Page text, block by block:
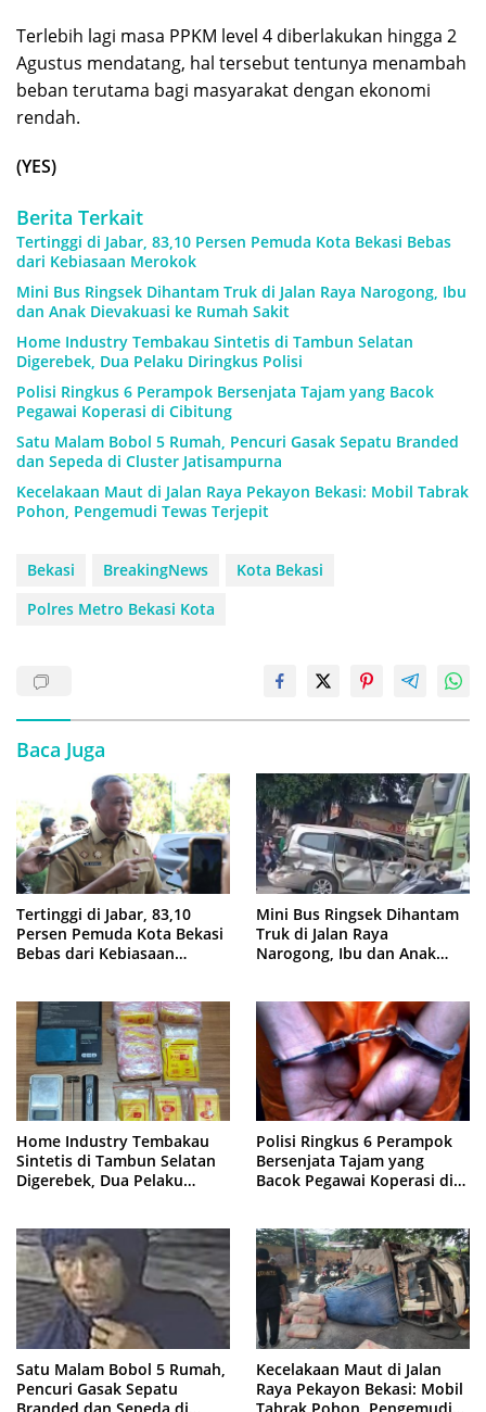
Terlebih lagi masa PPKM level 4 diberlakukan hingga 2
Agustus mendatang, hal tersebut tentunya menambah
beban terutama bagi masyarakat dengan ekonomi
rendah.
(YES)
Berita Terkait
Tertinggi di Jabar, 83,10 Persen Pemuda Kota Bekasi Bebas
dari Kebiasaan Merokok
Mini Bus Ringsek Dihantam Truk di Jalan Raya Narogong, Ibu
dan Anak Dievakuasi ke Rumah Sakit
Home Industry Tembakau Sintetis di Tambun Selatan
Digerebek, Dua Pelaku Diringkus Polisi
Polisi Ringkus 6 Perampok Bersenjata Tajam yang Bacok
Pegawai Koperasi di Cibitung
Satu Malam Bobol 5 Rumah, Pencuri Gasak Sepatu Branded
dan Sepeda di Cluster Jatisampurna
Kecelakaan Maut di Jalan Raya Pekayon Bekasi: Mobil Tabrak
Pohon, Pengemudi Tewas Terjepit
Bekasi BreakingNews
Kota Bekasi
Polres Metro Bekasi Kota
Baca Juga
Tertinggi di Jabar, 83,10
Persen Pemuda Kota Bekasi
Bebas dari Kebiasaan
Mini Bus Ringsek Dihantam
Truk di Jalan Raya
Narogong, Ibu dan Anak
Home Industry Tembakau
Sintetis di Tambun Selatan
Digerebek, Dua Pelaku
Polisi Ringkus 6 Perampok
Bersenjata Tajam yang
Bacok Pegawai Koperasi di
Satu Malam Bobol 5 Rumah,
Pencuri Gasak Sepatu
Kecelakaan Maut di Jalan
Raya Pekayon Bekasi: Mobil